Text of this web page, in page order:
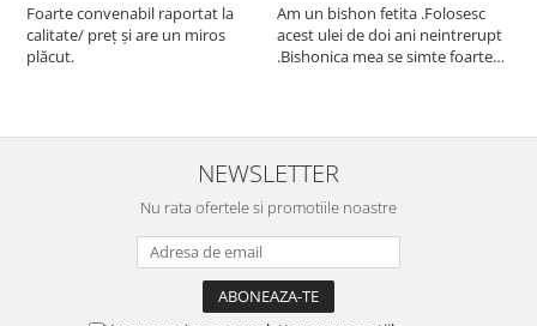
Foarte convenabil raportat la
calitate/ preț și are un miros
plăcut.
Am un bishon fetita .Folosesc
acest ulei de doi ani neintrerupt
.Bishonica mea se simte foarte
recomand cu mult drag !
NEWSLETTER
Nu rata ofertele si promotiile noastre